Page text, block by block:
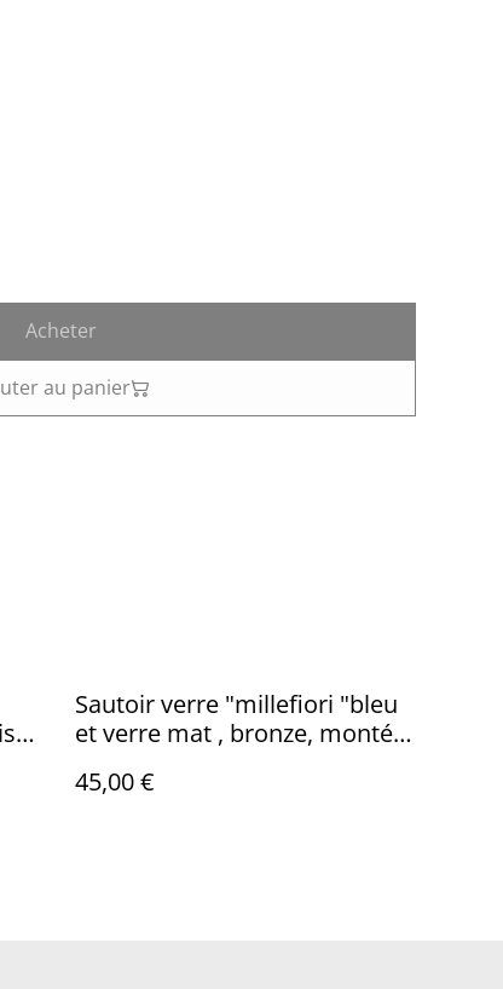
Acheter
au panier
Sautoir verre "millefiori "bleu
et verre mat , bronze, monté
unique
45,00 €